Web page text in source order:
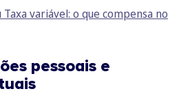
Taxa variável: o que compensa no
pessoais e